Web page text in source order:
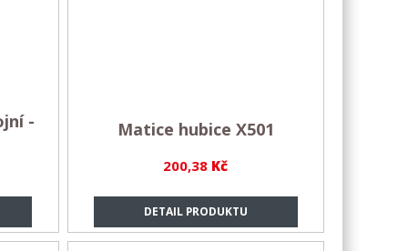
-
200,38 Kč
DETAIL PRODUKTU
Matice hubice X501